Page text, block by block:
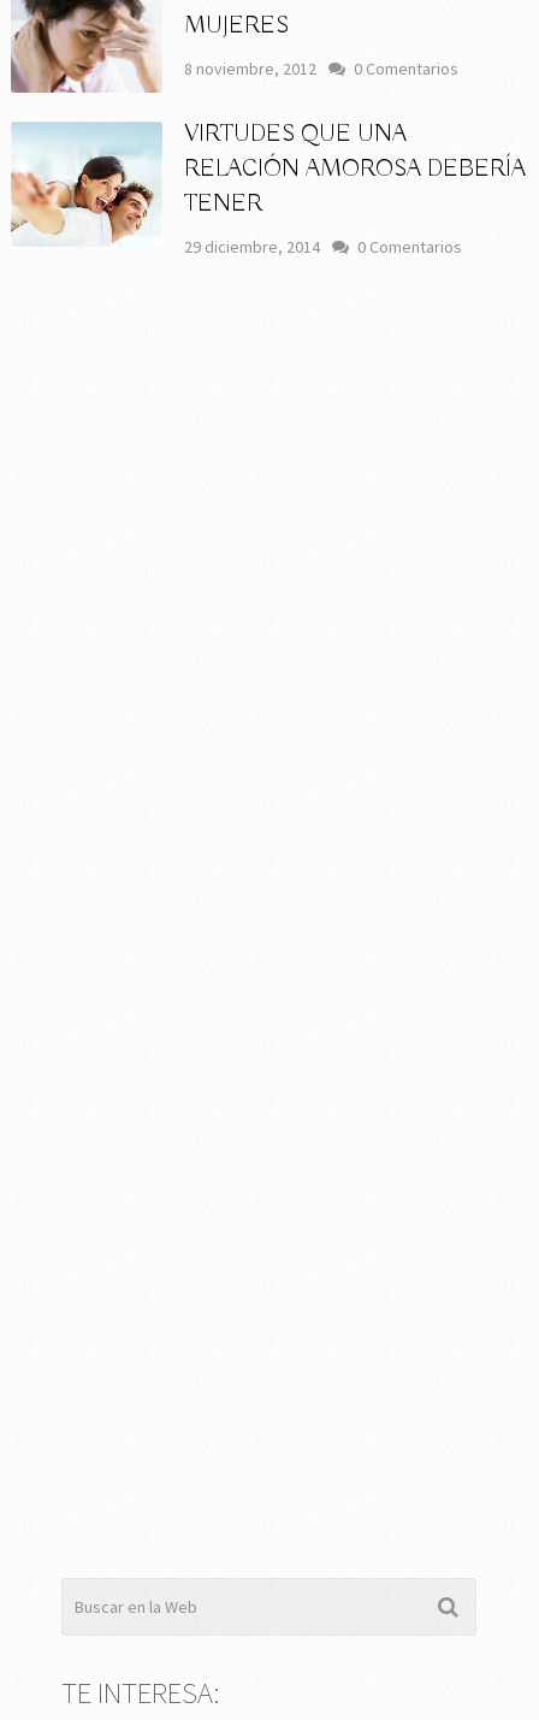
MUJERES
8 noviembre, 2012 0 Comentarios
VIRTUDES QUE UNA
RELACIÓN AMOROSA DEBERÍA
TENER
29 diciembre, 2014 0 Comentarios
TE INTERESA: